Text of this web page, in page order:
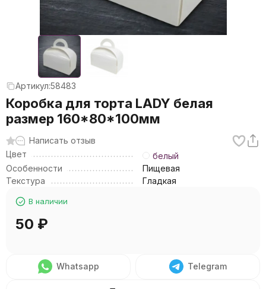
Артикул:58483
Коробка для торта LADY белая
размер 160*80*100мм
Написать отзыв
Цвет
белый
Особенности
Пищевая
Текстура
Гладкая
В наличии
50 ₽
Whatsapp Telegram